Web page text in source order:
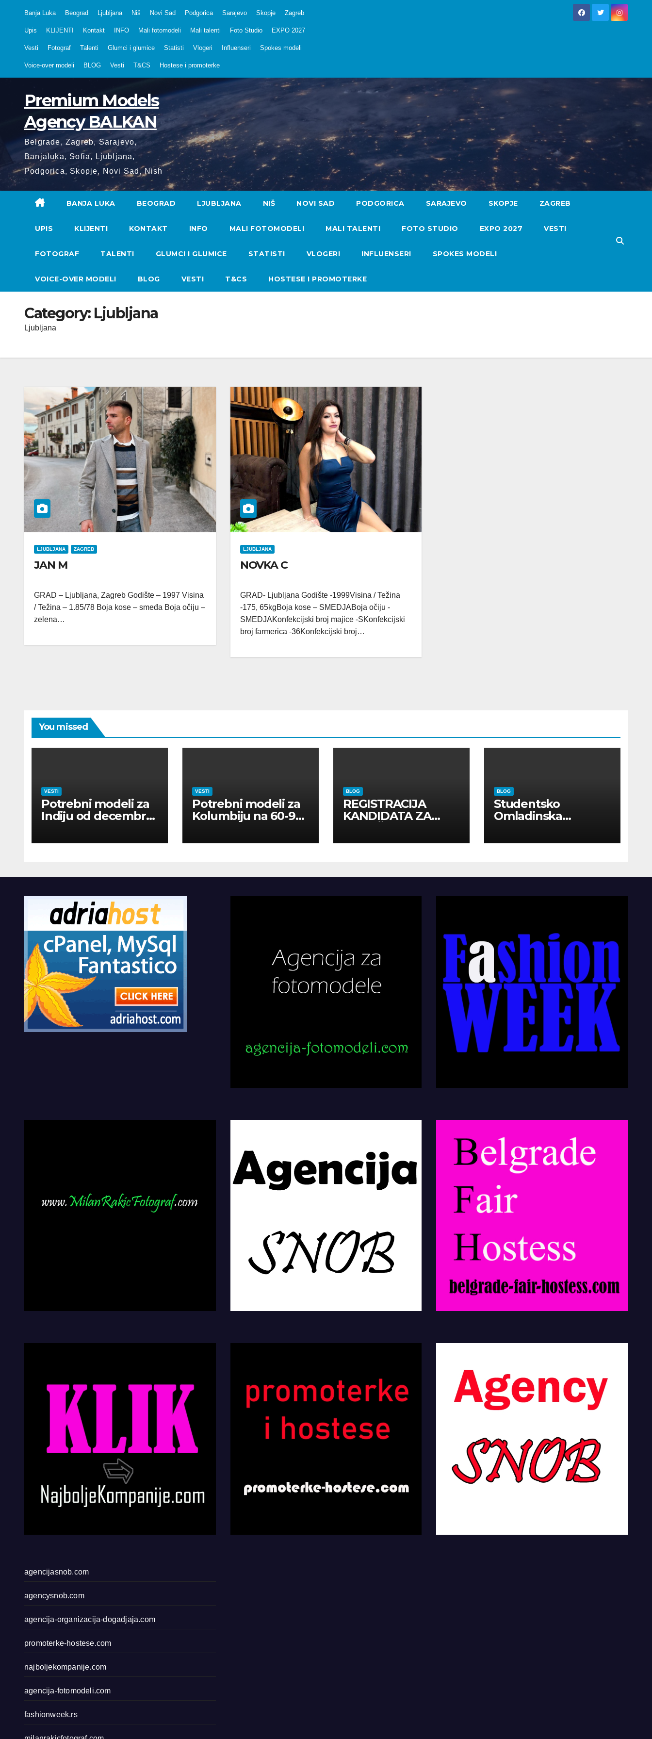
Banja Luka Beograd Ljubljana Niš Novi Sad Podgorica Sarajevo Skopje Zagreb
Upis KLIJENTI Kontakt INFO Mali fotomodeli Mali talenti Foto Studio EXPO 2027
Vesti Fotograf Talenti Glumci i glumice Statisti Vlogeri Influenseri Spokes modeli
Voice-over modeli BLOG Vesti T&CS Hostese i promoterke
Premium Models
Agency BALKAN
Belgrade, Zagreb, Sarajevo,
Banjaluka, Sofia, Ljubljana,
Podgorica, Skopje, Novi Sad, Nish
BANJA LUKA BEOGRAD LJUBLJANA NIŠ NOVI SAD PODGORICA SARAJEVO SKOPJE ZAGREB
UPIS KLIJENTI KONTAKT INFO MALI FOTOMODELI MALI TALENTI FOTO STUDIO EXPO 2027 VESTI
FOTOGRAF TALENTI GLUMCI I GLUMICE STATISTI VLOGERI INFLUENSERI SPOKES MODELI
VOICE-OVER MODELI BLOG VESTI T&CS HOSTESE I PROMOTERKE
Category: Ljubljana
Ljubljana
LJUBLJANA ZAGREB
JAN M
GRAD – Ljubljana, Zagreb Godište – 1997 Visina
/ Težina – 1.85/78 Boja kose – smeđa Boja očiju –
zelena…
LJUBLJANA
NOVKA C
GRAD- Ljubljana Godište -1999Visina / Težina
-175, 65kgBoja kose – SMEDJABoja očiju -
SMEDJAKonfekcijski broj majice -SKonfekcijski
broj farmerica -36Konfekcijski broj…
You missed
VESTI
Potrebni modeli za
Indiju od decembra
VESTI
Potrebni modeli za
Kolumbiju na 60-90
BLOG
REGISTRACIJA
KANDIDATA ZA
INOSTRANIM
BLOG
Studentsko
Omladinska
Kompanije“
agencijasnob.com
agencysnob.com
agencija-organizacija-dogadjaja.com
promoterke-hostese.com
najboljekompanije.com
agencija-fotomodeli.com
fashionweek.rs